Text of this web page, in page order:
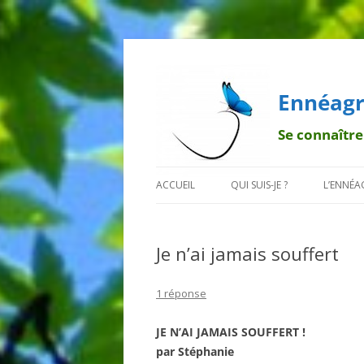
Se
ACCUEIL QUI SUIS-JE ?
POURQUOI UN PAPILLON ?
LA
Je n’ai jamais souffert
1 réponse
JE N’AI JAMAIS SOUFFERT !
par Stéphanie